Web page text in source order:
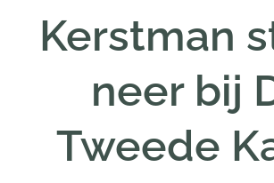
Kerstman
neer bij
Tweede